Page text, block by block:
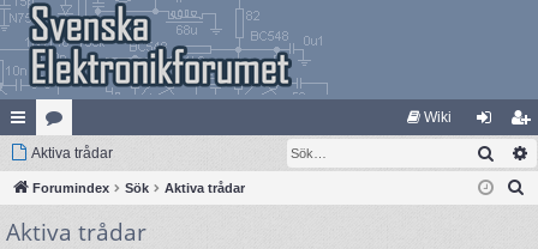
na
bb
lä
at
eg
ori
Wiki
og
ga
li
m
Aktiva trådar Sök
Forumindex Sök Aktiva trådar
Aktiva trådar